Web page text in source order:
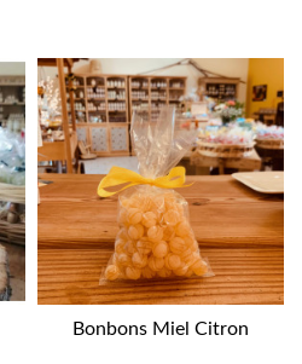
Bonbons Miel Citron